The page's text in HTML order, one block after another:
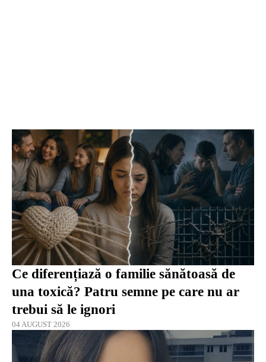
Ce diferențiază o familie sănătoasă de
una toxică? Patru semne pe care nu ar
trebui să le ignori
04 AUGUST 2026